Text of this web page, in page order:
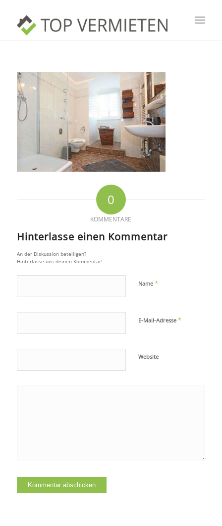
0
KOMMENTARE
Hinterlasse einen Kommentar
An der Diskussion beteiligen?
Hinterlasse uns deinen Kommentar!
Name *
E-Mail-Adresse *
Website